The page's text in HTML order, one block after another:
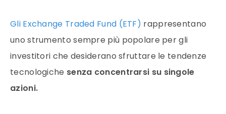
Gli Exchange Traded Fund (ETF) rappresentano
uno strumento sempre più popolare per gli
investitori che desiderano sfruttare le tendenze
tecnologiche senza concentrarsi su singole
azioni.